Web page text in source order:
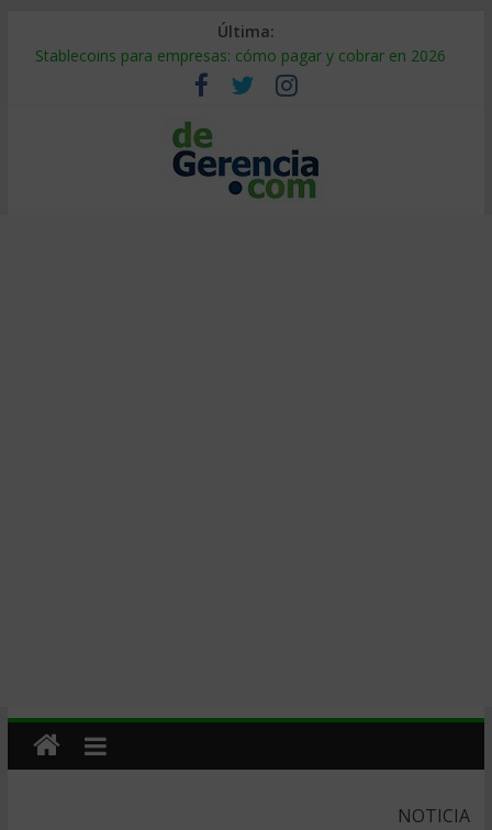
Última:
Stablecoins para empresas: cómo pagar y cobrar en 2026
Despido silencioso: qué es y por qué sale tan caro
IA en selección de personal: cómo auditarla a tiempo
Trabajo forzoso en la cadena de suministro: qué hacer
Mercado hispano de EE. UU.: cómo segmentarlo y venderle
NOTICIA